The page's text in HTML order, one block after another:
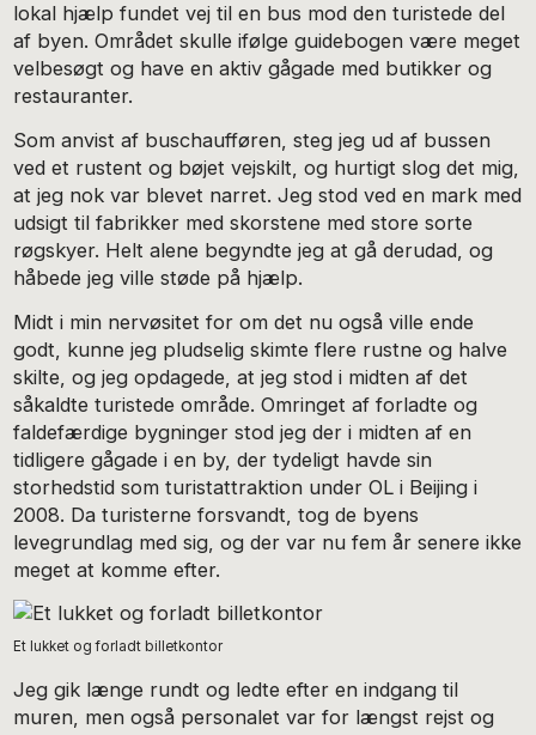
lokal hjælp fundet vej til en bus mod den turistede del
af byen. Området skulle ifølge guidebogen være meget
velbesøgt og have en aktiv gågade med butikker og
restauranter.
Som anvist af buschaufføren, steg jeg ud af bussen
ved et rustent og bøjet vejskilt, og hurtigt slog det mig,
at jeg nok var blevet narret. Jeg stod ved en mark med
udsigt til fabrikker med skorstene med store sorte
røgskyer. Helt alene begyndte jeg at gå derudad, og
håbede jeg ville støde på hjælp.
Midt i min nervøsitet for om det nu også ville ende
godt, kunne jeg pludselig skimte flere rustne og halve
skilte, og jeg opdagede, at jeg stod i midten af det
såkaldte turistede område. Omringet af forladte og
faldefærdige bygninger stod jeg der i midten af en
tidligere gågade i en by, der tydeligt havde sin
storhedstid som turistattraktion under OL i Beijing i
2008. Da turisterne forsvandt, tog de byens
levegrundlag med sig, og der var nu fem år senere ikke
meget at komme efter.
Et lukket og forladt billetkontor
Jeg gik længe rundt og ledte efter en indgang til
muren, men også personalet var for længst rejst og